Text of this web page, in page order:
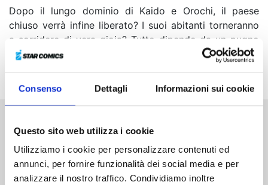
Consenso Dettagli Informazioni sui cookie
Questo sito web utilizza i cookie
Utilizziamo i cookie per personalizzare contenuti ed
annunci, per fornire funzionalità dei social media e per
analizzare il nostro traffico. Condividiamo inoltre
Dopo il lungo dominio di Kaido e Orochi, il paese
chiuso verrà infine liberato? I suoi abitanti torneranno
a sorridere di vera gioia? Tutto dipende da un pugno
di Rufy! La saga di Wa raggiunge il culmine con un
Altri volumi della serie